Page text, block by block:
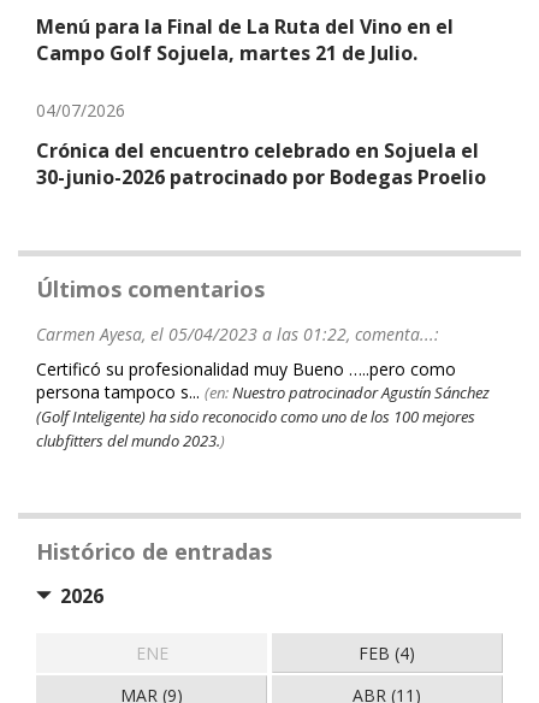
Menú para la Final de La Ruta del Vino en el
Campo Golf Sojuela, martes 21 de Julio.
04/07/2026
Crónica del encuentro celebrado en Sojuela el
30-junio-2026 patrocinado por Bodegas Proelio
Últimos comentarios
Carmen Ayesa, el 05/04/2023 a las 01:22, comenta...:
Certificó su profesionalidad muy Bueno …..pero como
persona tampoco s... (en:Nuestro patrocinador Agustín Sánchez
(Golf Inteligente) ha sido reconocido como uno de los 100 mejores
clubfitters del mundo 2023.)
Histórico de entradas
2026
ENE
FEB (4)
MAR (9)
ABR (11)